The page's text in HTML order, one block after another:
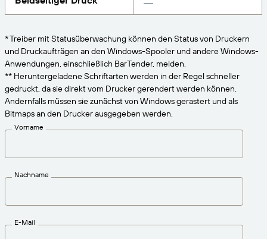
Preise
Kostenlos testen
Technische Daten
Print Connectors
Lösungsübersicht
VERBINDEN
Über uns
Karriere
Nachrichten
Erhalten Sie die Unterstützung, die Ihren
* Treiber mit Statusüberwachung können den Status von Druckern
und Druckaufträgen an den Windows-Spooler und andere Windows-
Anwendungen, einschließlich BarTender, melden.
** Heruntergeladene Schriftarten werden in der Regel schneller
gedruckt, da sie direkt vom Drucker gerendert werden können.
Andernfalls müssen sie zunächst von Windows gerastert und als
Bitmaps an den Drucker ausgegeben werden.
Vorname
Nachname
E-Mail